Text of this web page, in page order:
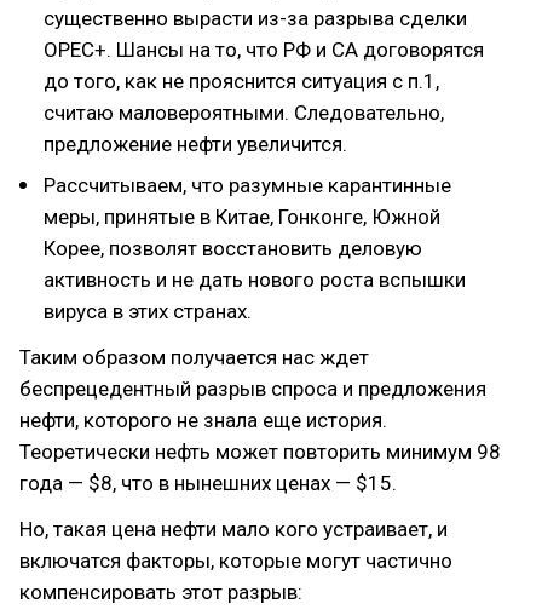
существенно вырасти из-за разрыва сделки
OPEC+. Шансы на то, что РФ и СА договорятся
до того, как не прояснится ситуация с п.1,
считаю маловероятными. Следовательно,
предложение нефти увеличится.
Рассчитываем, что разумные карантинные
меры, принятые в Китае, Гонконге, Южной
Корее, позволят восстановить деловую
активность и не дать нового роста вспышки
вируса в этих странах.
Таким образом получается нас ждет
беспрецедентный разрыв спроса и предложения
нефти, которого не знала еще история.
Теоретически нефть может повторить минимум 98
года — $8, что в нынешних ценах — $15.
Но, такая цена нефти мало кого устраивает, и
включатся факторы, которые могут частично
компенсировать этот разрыв: